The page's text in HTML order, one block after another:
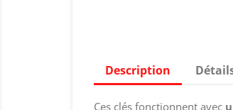
Description
Ces clés fonctionnent avec